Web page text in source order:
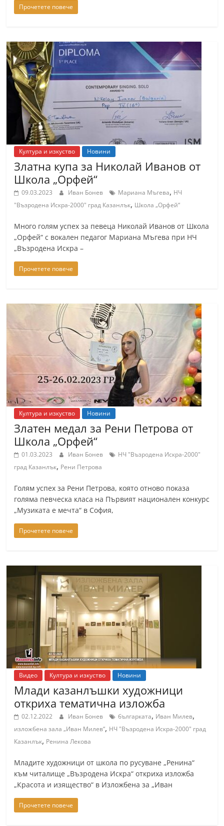
Прочетете повече
Култура и изкуство Новини
Златна купа за Николай Иванов от
Школа „Орфей“
09.03.2023 Иван Бонев Мариана Мъгева, НЧ
"Възродена Искра-2000" град Казанлък, Школа „Орфей“
Много голям успех за певеца Николай Иванов от Школа
„Орфей“ с вокален педагог Мариана Мъгева при НЧ
„Възродена Искра –
Прочетете повече
Култура и изкуство Новини
Златен медал за Рени Петрова от
Школа „Орфей“
01.03.2023 Иван Бонев
НЧ "Възродена Искра-2000"
град Казанлък, Рени Петрова
Голям успех за Рени Петрова, която отново показа
голяма певческа класа на Първият национален конкурс
„Музиката е мечта“ в София,
Прочетете повече
Видео Култура и изкуство Новини
Млади казанлъшки художници
откриха тематична изложба
02.12.2022 Иван Бонев българката, Иван Милев,
изложбена зала „Иван Милев“, НЧ "Възродена Искра-2000" град
Казанлък, Ренина Лекова
Младите художници от школа по русуване „Ренина“
към читалище „Възродена Искра“ откриха изложба
„Красота и изящество“ в Изложбена за „Иван
Прочетете повече